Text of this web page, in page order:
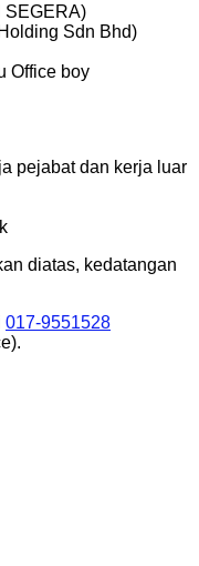
SEGERA)
Sdn Bhd)
Office boy
pejabat dan kerja luar
diatas, kedatangan
017-9551528